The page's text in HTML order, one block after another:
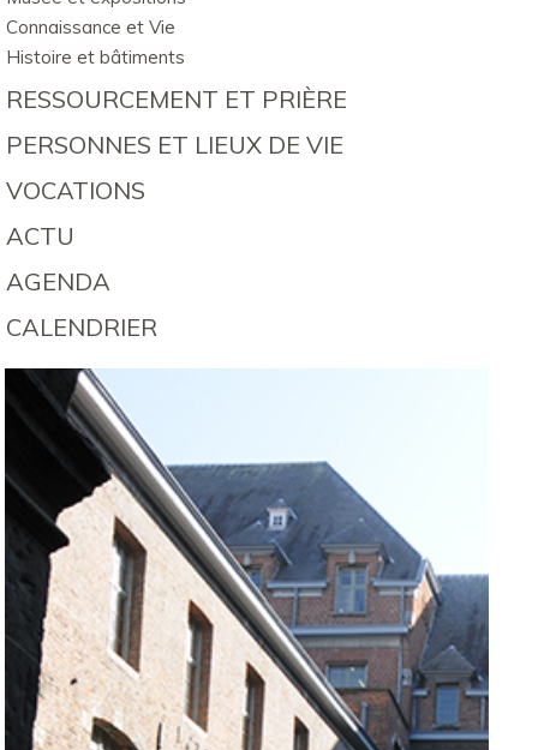
Connaissance et Vie
Histoire et bâtiments
RESSOURCEMENT ET PRIÈRE
PERSONNES ET LIEUX DE VIE
VOCATIONS
ACTU
AGENDA
CALENDRIER